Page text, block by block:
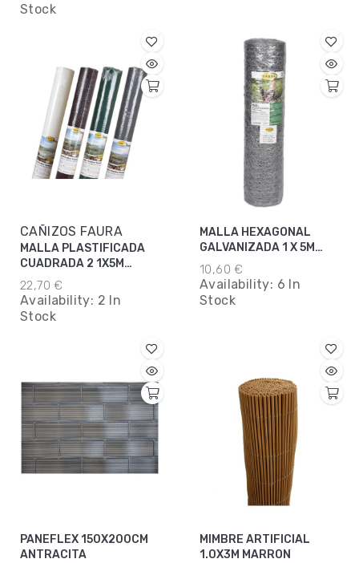
Stock
CAÑIZOS FAURA
MALLA PLASTIFICADA
CUADRADA 2 1X5M
VERDE
22,70 €
Availability: 2 In
Stock
MALLA HEXAGONAL
GALVANIZADA 1 X 5M
19MM
10,60 €
Availability: 6 In
Stock
PANEFLEX 150X200CM
ANTRACITA
MIMBRE ARTIFICIAL
1.0X3M MARRON